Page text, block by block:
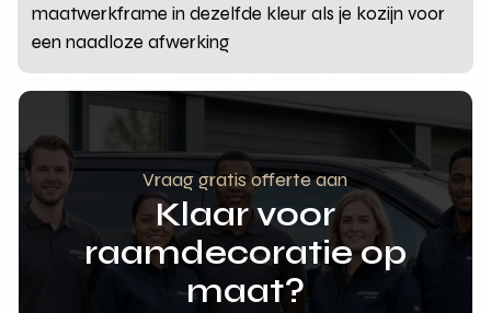
maatwerkframe in dezelfde kleur als je kozijn voor
een naadloze afwerking
Vraag gratis offerte aan
Klaar voor
raamdecoratie op
maat?